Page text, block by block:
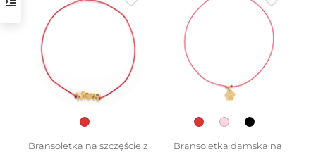
Bransoletka na szczęście z
Bransoletka damska na